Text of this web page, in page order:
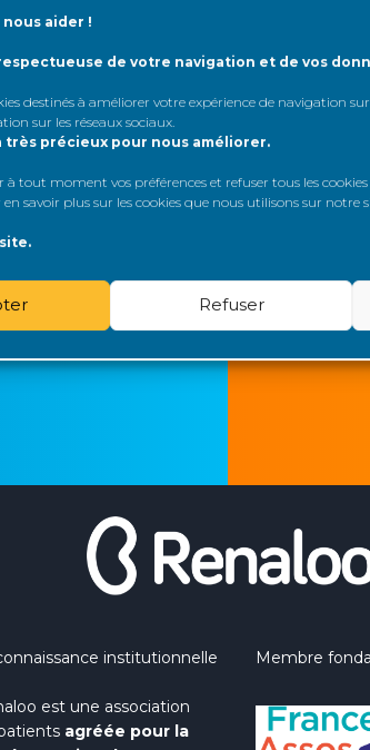
aider !
de votre navigation et de vos
destinés à améliorer votre expérience de navigation
sur les réseaux sociaux
très précieux pour nous améliorer.
à tout moment vos préférences et refuser tous les
savoir plus sur les cookies que nous utilisons sur notre
Refuser
en temps
au forum et
institutionnelle
est une association
agréée pour la
Membre